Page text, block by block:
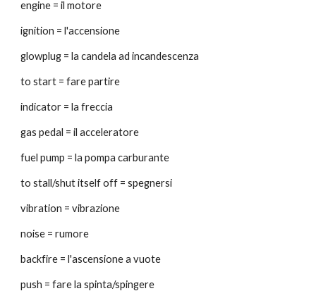
engine = il motore
ignition = l'accensione
glowplug = la candela ad incandescenza
to start = fare partire
indicator = la freccia
gas pedal = il acceleratore
fuel pump = la pompa carburante
to stall/shut itself off = spegnersi
vibration = vibrazione
noise = rumore
backfire = l'ascensione a vuote
push = fare la spinta/spingere